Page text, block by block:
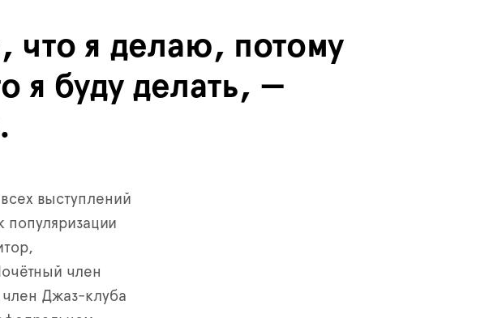
что я делаю, потому
я буду делать, —
выступлений
член
Джаз-клуба